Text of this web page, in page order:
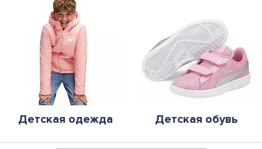
Детская одежда Детская обувь